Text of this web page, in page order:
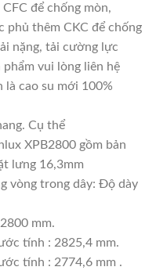
để chống mòn,
phủ thêm CKC để chống
nặng, tải cường lực
vui lòng liên hệ
là cao su mới 100%
Cụ thể
XPB2800 gồm bản
lưng 16,3mm
vòng trong dây: Độ dày
mm.
tính : 2825,4 mm.
tính : 2774,6 mm .